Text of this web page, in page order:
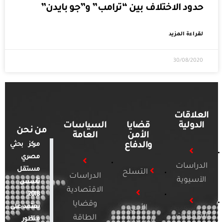
حدود الاختلاف بين “ترامب” و”جو بايدن”
لقراءة المزيد
30/08/2020
العلاقات
الدولية
الدراسات
الآسيوية
الدراسات
قضايا
الأمن
والدفاع
التسلح
الأمن
السياسات
العامة
الدراسات
الاقتصادية
وقضايا
الطاقة
من نحن
مركز بحثي
مصري
مستقل
تأسس
2018.
يعتمد على
منظور